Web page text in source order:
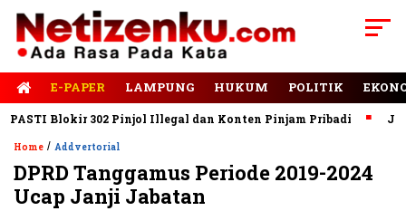
E-PAPER LAMPUNG HUKUM POLITIK
Blokir 302 Pinjol Illegal dan Konten Pinjam Pribadi Jalan
Home / Addvertorial
DPRD Tanggamus Periode 2019-2024
Ucap Janji Jabatan